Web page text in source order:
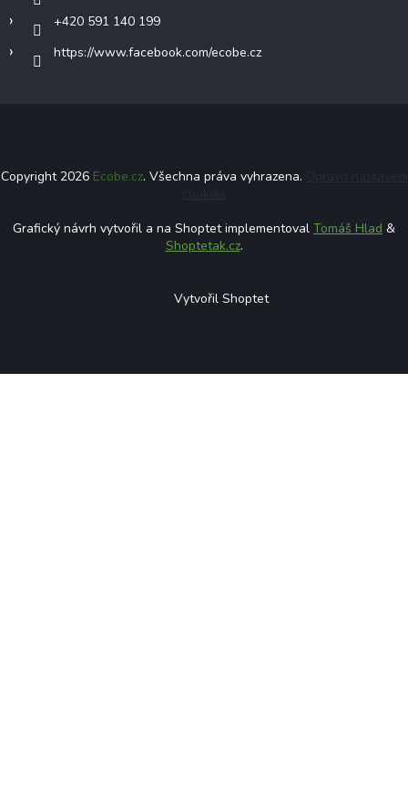
+420 591 140 199
https://www.facebook.com/ecobe.cz
Copyright 2026 Ecobe.cz. Všechna práva vyhrazena.
Grafický návrh vytvořil a na Shoptet implementoval Tomáš Hlad &
Shoptetak.cz.
Vytvořil Shoptet